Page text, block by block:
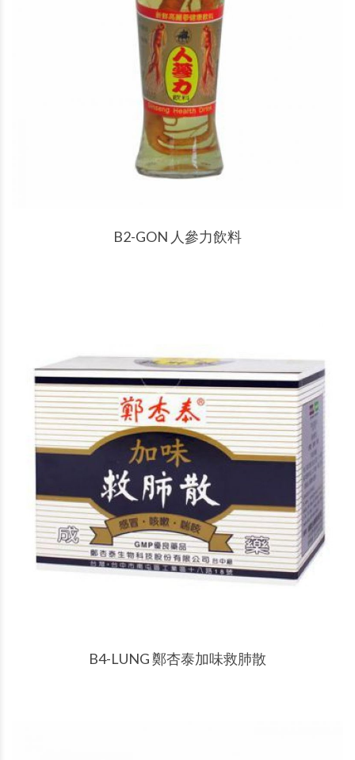
產品說明
B2-GON 人參力飲料
產品說明
B4-LUNG 鄭杏泰加味救肺散